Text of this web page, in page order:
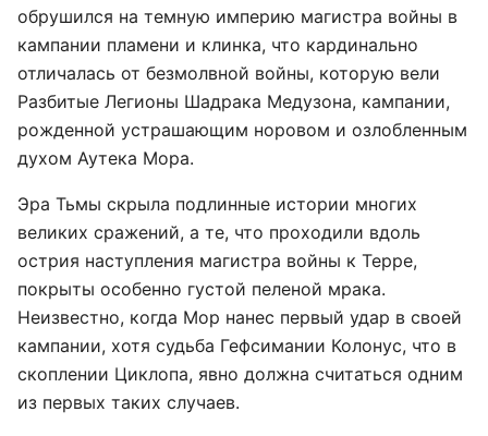
обрушился на темную империю магистра войны в
кампании пламени и клинка, что кардинально
отличалась от безмолвной войны, которую вели
Разбитые Легионы Шадрака Медузона, кампании,
рожденной устрашающим норовом и озлобленным
духом Аутека Мора.
Эра Тьмы скрыла подлинные истории многих
великих сражений, а те, что проходили вдоль
острия наступления магистра войны к Терре,
покрыты особенно густой пеленой мрака.
Неизвестно, когда Мор нанес первый удар в своей
кампании, хотя судьба Гефсимании Колонус, что в
скоплении Циклопа, явно должна считаться одним
из первых таких случаев.